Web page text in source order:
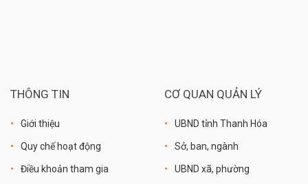
THÔNG TIN
Giới thiệu
Quy chế hoạt động
Điều khoản tham gia
CƠ QUAN QUẢN LÝ
UBND tỉnh Thanh Hóa
Sở, ban, ngành
UBND xã, phường